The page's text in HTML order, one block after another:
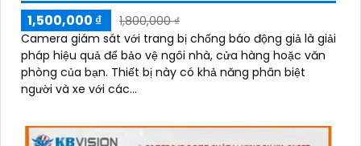
1,500,000 ₫
1,800,000 ₫
Camera giám sát với trang bị chống báo động giả là giải
pháp hiệu quả để bảo vệ ngôi nhà, cửa hàng hoặc văn
phòng của bạn. Thiết bị này có khả năng phân biệt
người và xe với các...